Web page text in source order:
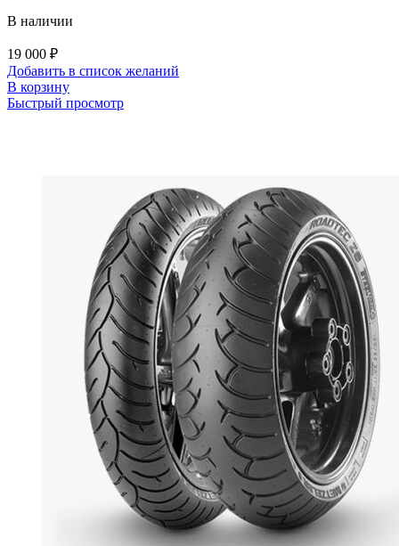
В наличии
19 000 ₽
Добавить в список желаний
В корзину
Быстрый просмотр